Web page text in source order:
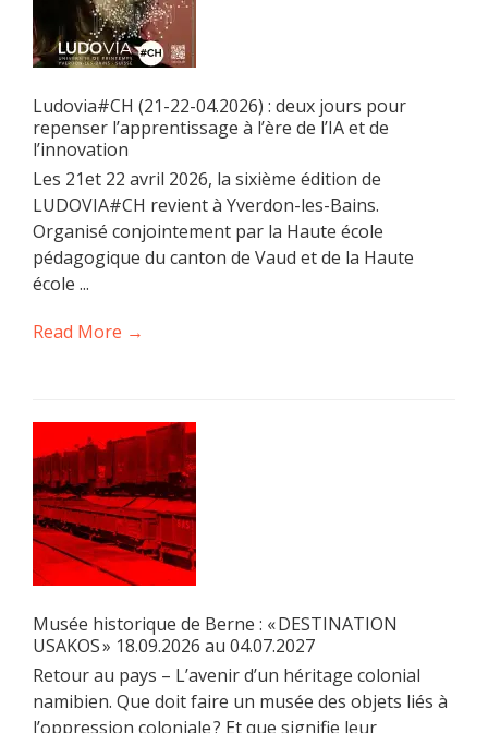
Ludovia#CH (21-22-04.2026) : deux jours pour
repenser l’apprentissage à l’ère de l’IA et de
l’innovation
Les 21et 22 avril 2026, la sixième édition de
LUDOVIA#CH revient à Yverdon-les-Bains.
Organisé conjointement par la Haute école
pédagogique du canton de Vaud et de la Haute
école ...
Read More →
Musée historique de Berne : « DESTINATION
USAKOS » 18.09.2026 au 04.07.2027
Retour au pays – L’avenir d’un héritage colonial
namibien. Que doit faire un musée des objets liés à
l’oppression coloniale ? Et que signifie leur